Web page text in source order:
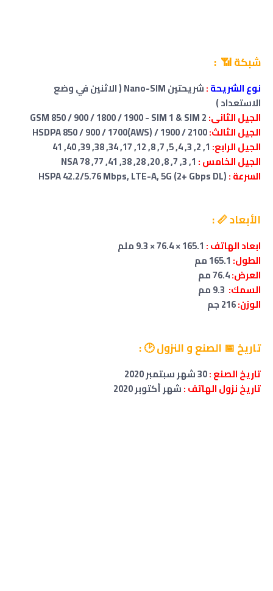
شبكة 📶 :
نوع الشريحة:
شريحتين Nano-SIM ( الاثنين في وضع
الاستعداد )
الجيل الثانى:
الجيل الثالث:
الجيل الرابع:
الجيل الخامس :
السرعة :
الأبعاد 📏 :
ابعاد الهاتف :
الطول:
العرض:
السمك:
الوزن:
تاريخ 📅 الصنع و النزول 🕑 :
تاريخ الصنع :
تاريخ نزول الهاتف :شهرأكتوبر 2020